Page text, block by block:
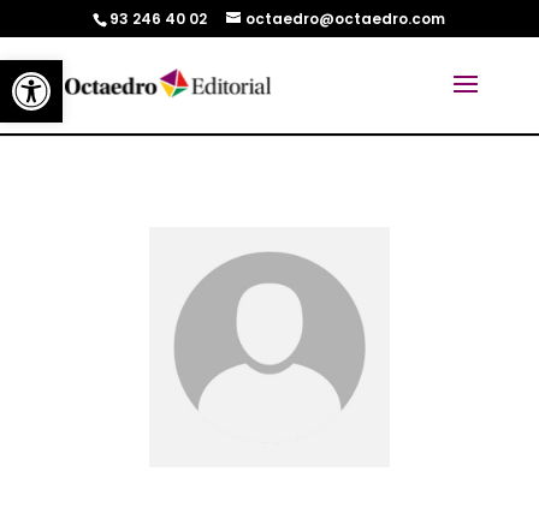
Abrir barra de herramientas
93 246 40 02 octaedro@octaedro.com